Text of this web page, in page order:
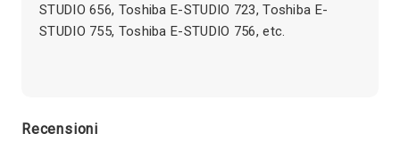
STUDIO 656, Toshiba E-STUDIO 723, Toshiba E-
STUDIO 755, Toshiba E-STUDIO 756, etc.
Recensioni